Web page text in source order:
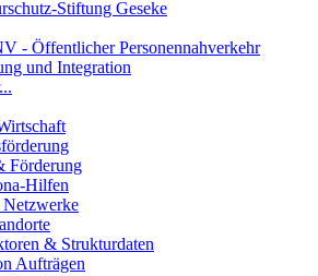
Stiftung Geseke
- Öffentlicher Personennahverkehr
und Integration
Förderung
Hilfen
& Strukturdaten
Aufträgen